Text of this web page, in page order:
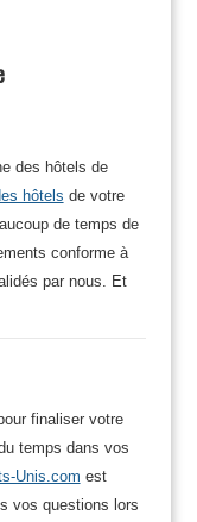
des hôtels de
hôtels de votre
de temps de
conforme à
par nous. Et
finaliser votre
temps dans vos
Unis.com est
vos questions lors